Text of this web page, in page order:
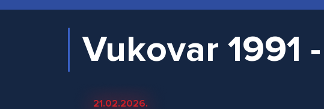
Vukovar 1991
21.02.2026.